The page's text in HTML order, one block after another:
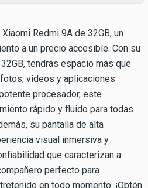
Redmi 9A de 32GB, un
a un precio accesible. Con su
tendrás espacio más que
videos y aplicaciones
procesador, este
rápido y fluido para todas
su pantalla de alta
visual inmersiva y
que caracterizan a
perfecto para
en todo momento. ¡Obtén